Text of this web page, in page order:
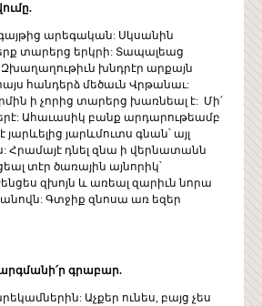
արեգական: Սկսանին
տարերց երկրի: Տապալեաց
Զխաղաղութիւն խնդրէր արքայն
հանդերձ մեծաւն Վրթանաւ:
ի չորից տարերց խառնեալ է: Մի՛
Ահաւասիկ բանք արդարութեամբ
յարևմուտս գնան՝ այլ
Հրամայէ դնել զնա ի վերնատանն
տէր ծառային այնորիկ՝
զխոյն և առեալ զարիւն նորա
Գտջիք զնոսա առ եզեր
գրաբար.
Աչքեր ունես, բայց չես